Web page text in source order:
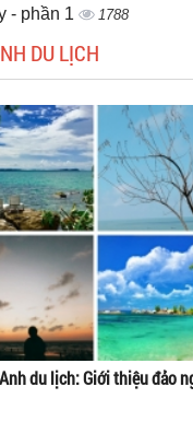
- phần 1
1788
DU LỊCH
du lịch: Giới thiệu đảo